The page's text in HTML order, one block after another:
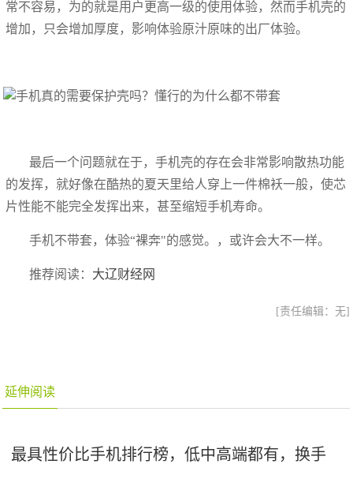
常不容易，为的就是用户更高一级的使用体验，然而手机壳的
增加，只会增加厚度，影响体验原汁原味的出厂体验。
最后一个问题就在于，手机壳的存在会非常影响散热功能
的发挥，就好像在酷热的夏天里给人穿上一件棉袄一般，使芯
片性能不能完全发挥出来，甚至缩短手机寿命。
手机不带套，体验“裸奔"的感觉。，或许会大不一样。
推荐阅读： 大辽财经网
[责任编辑：无]
延伸阅读
最具性价比手机排行榜，低中高端都有，换手